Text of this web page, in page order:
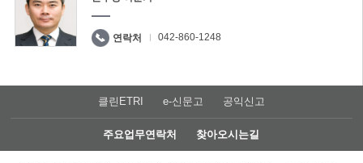
연락처 042-860-1248
클린ETRI e-신문고 공익신고
주요업무연락처 찾아오시는길